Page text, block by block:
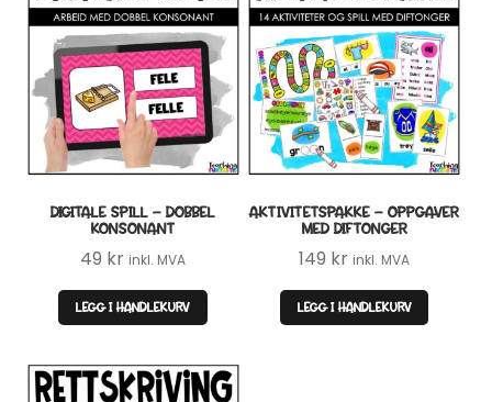
DIGITALE SPILL – DOBBEL
KONSONANT
49 kr inkl. MVA
LEGG I HANDLEKURV
AKTIVITETSPAKKE – OPPGAVER
MED DIFTONGER
149 kr inkl. MVA
LEGG I HANDLEKURV